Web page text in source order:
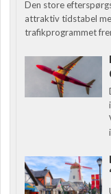
Den store
attraktiv tidstabel
trafikprogrammet